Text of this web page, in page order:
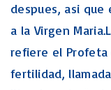
despues, asi
a la Virgen
refiere el Profeta
fertilidad,